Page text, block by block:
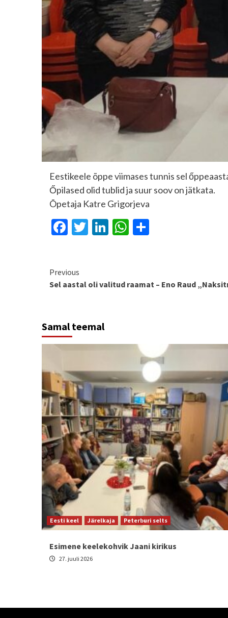
Eestikeele õppe viimases tunnis sel
Őpilased olid tublid ja suur soov on jätkata.
Õpetaja Katre Grigorjeva
Facebook
Twitter
LinkedIn
WhatsApp
Continue
Reading
Previous
Sel aastal oli valitud raamat – Eno Raud
Samal teemal
Eesti keel Järelkaja Peterburi selts
Esimene keelekohvik Jaani kirikus
27. juuli 2026